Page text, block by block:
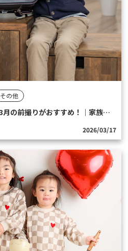
その他
【2026年】入学記念写真は3月の前撮りがおすすめ！｜家族写真も一緒に残しませんか？
2026/03/17